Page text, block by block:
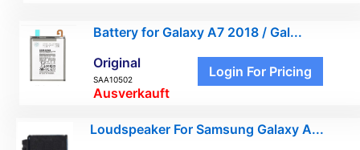
Battery for Galaxy A7 2018 / Gal...
Original
SAA10502
Ausverkauft
Login For Pricing
Loudspeaker For Samsung Galaxy A...